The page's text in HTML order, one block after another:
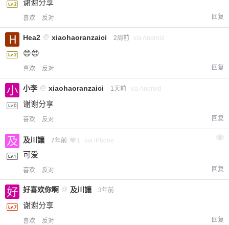
谢谢分享
喜欢 反对 回复
Hea2 @ xiaohaoranzaici 2周前 via Android
😍😍
喜欢 反对 回复
小李 @ xiaohaoranzaici 1天前 via Android
谢谢分享
喜欢 反对 回复
及川讓 7年前 1 via iPhone 2
可爱
喜欢 反对 回复
好喜欢你啊 @ 及川讓 3年前
谢谢分享
喜欢 反对 回复